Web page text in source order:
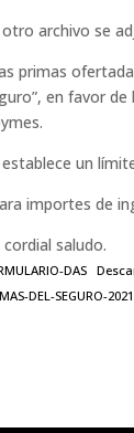
otro archivo se
primas
en favor
establece un
importes de
cordial saludo.
DAS
DEL-SEGURO-2021